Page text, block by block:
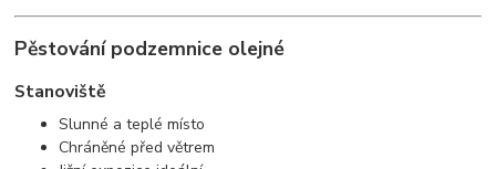
Pěstování podzemnice olejné
Stanoviště
Slunné a teplé místo
Chráněné před větrem